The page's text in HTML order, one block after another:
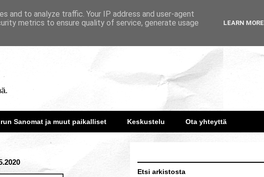
Sanomat ja muut paikalliset Keskustelu Ota yhteyttä
Etsi arkistosta
and to analyze traffic. Your IP address and user-agent
metrics to ensure quality of service, generate usage
LEARN MORE